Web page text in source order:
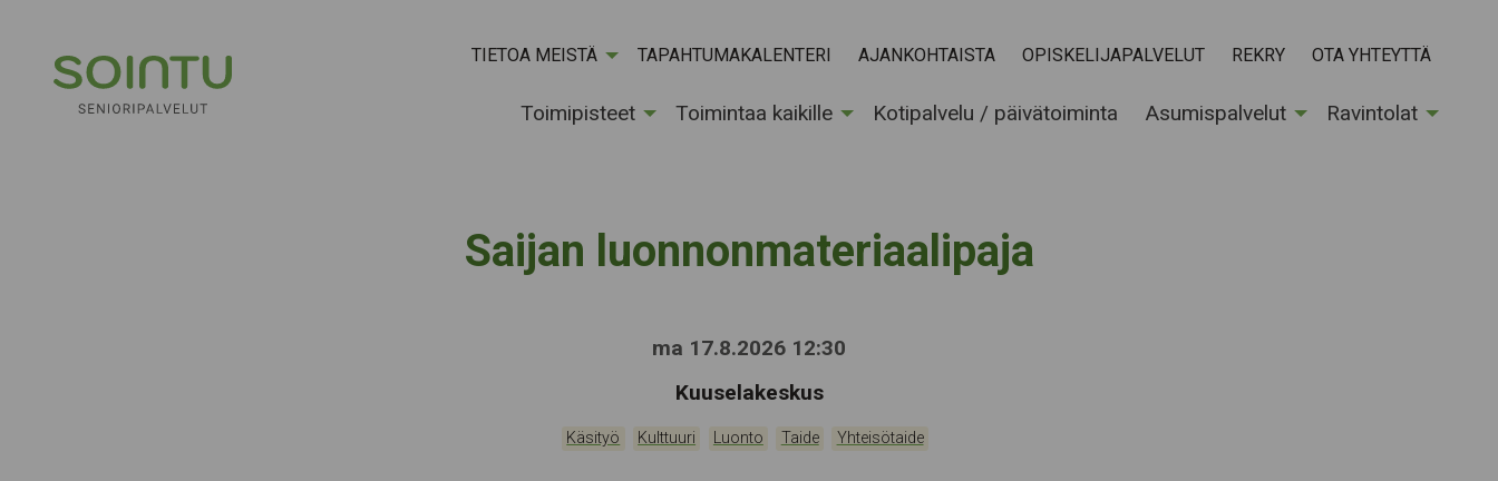
TIETOA MEISTÄ TAPAHTUMAKALENTERI AJANKOHTAISTA OPISKELIJAPALVELUT REKRY OTA YHTEYTTÄ
Toimipisteet Toimintaa kaikille Kotipalvelu / päivätoiminta Asumispalvelut Ravintolat
Saijan luonnonmateriaalipaja
ma 17.8.2026 12:30
Tapahtumapaikka:
Kuuselakeskus
Kategoriat:
Käsityö Kulttuuri Luonto Taide Yhteisötaide